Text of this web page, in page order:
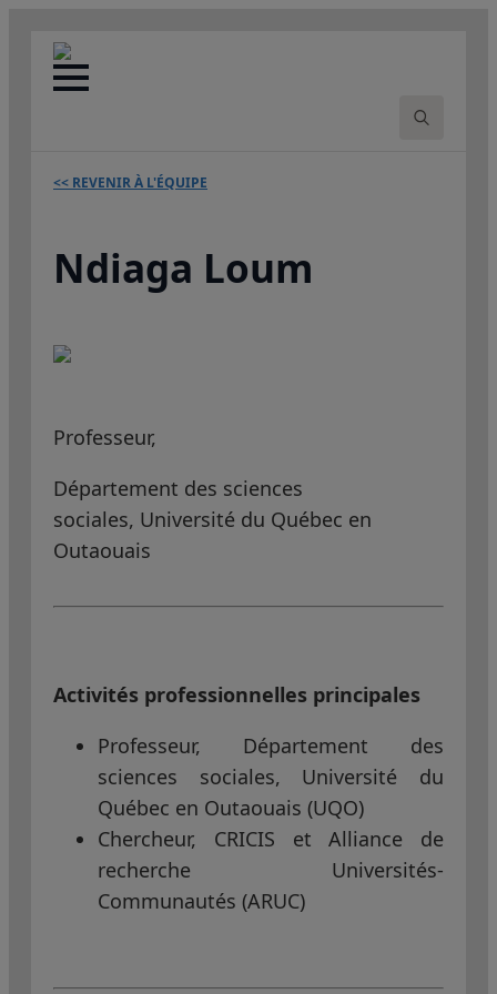
<< REVENIR À L'ÉQUIPE
Ndiaga Loum
Professeur,
Département des sciences
sociales, Université du Québec en
Outaouais
Activités professionnelles principales
Professeur, Département des
sciences sociales, Université du
Québec en Outaouais (UQO)
Chercheur, CRICIS et Alliance de
recherche Universités-
Communautés (ARUC)